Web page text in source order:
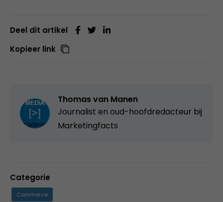
Deel dit artikel
Kopieer link
Thomas van Manen
Journalist en oud-hoofdredacteur bij
Marketingfacts
Categorie
Commerce